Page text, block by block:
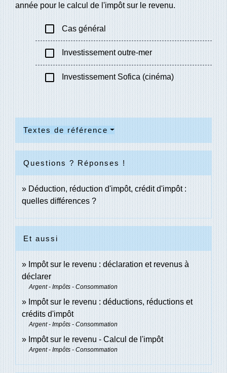
année pour le calcul de l'impôt sur le revenu.
check_box_outline_blank Cas général
check_box_outline_blank Investissement outre-mer
check_box_outline_blank Investissement Sofica (cinéma)
Textes de référence
Questions ? Réponses !
Déduction, réduction d'impôt, crédit d'impôt :
quelles différences ?
Et aussi
Impôt sur le revenu : déclaration et revenus à
déclarer
Argent - Impôts - Consommation
Impôt sur le revenu : déductions, réductions et
crédits d'impôt
Argent - Impôts - Consommation
Impôt sur le revenu - Calcul de l'impôt
Argent - Impôts - Consommation